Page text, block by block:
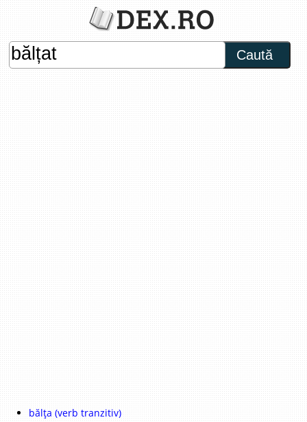
Caută
bălța (verb tranzitiv)